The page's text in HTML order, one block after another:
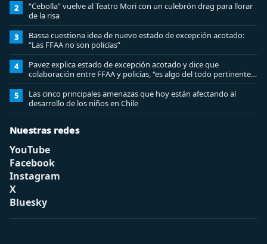
2
“Cebolla” vuelve al Teatro Mori con un culebrón drag para llorar
de la risa
3
Bassa cuestiona idea de nuevo estado de excepción acotado:
“Las FFAA no son policías”
4
Pavez explica estado de excepción acotado y dice que
colaboración entre FFAA y policías, “es algo del todo pertinente
analizar”
5
Las cinco principales amenazas que hoy están afectando al
desarrollo de los niños en Chile
Nuestras redes
YouTube
Facebook
Instagram
X
Bluesky